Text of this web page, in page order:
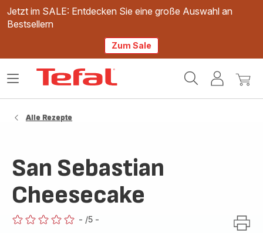
Jetzt im SALE: Entdecken Sie eine große Auswahl an
Bestsellern
Zum Sale
Mein
Mein
Das
Alle Rezepte
San Sebastian
Cheesecake
- /5 -